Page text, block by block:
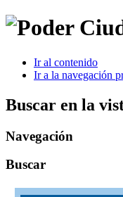
Ir al contenido
Ir a la navegación
Buscar en la
Navegación
Buscar